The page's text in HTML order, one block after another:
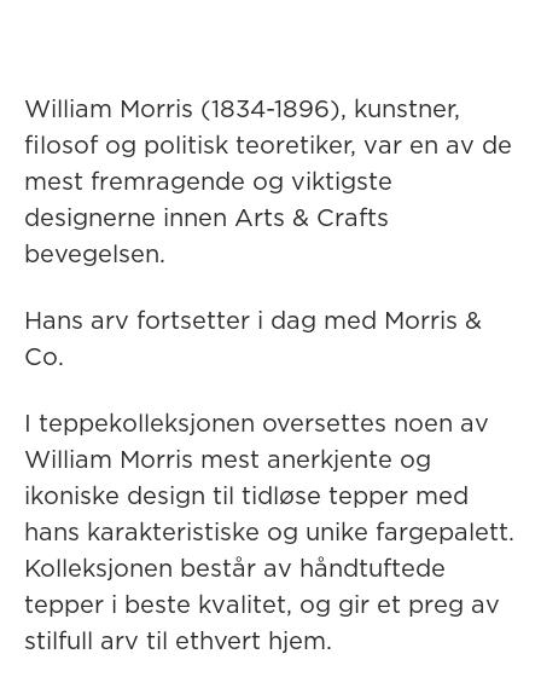
William Morris (1834-1896), kunstner,
filosof og politisk teoretiker, var en av de
mest fremragende og viktigste
designerne innen Arts & Crafts
bevegelsen.
Hans arv fortsetter i dag med Morris &
Co.
I teppekolleksjonen oversettes noen av
William Morris mest anerkjente og
ikoniske design til tidløse tepper med
hans karakteristiske og unike fargepalett.
Kolleksjonen består av håndtuftede
tepper i beste kvalitet, og gir et preg av
stilfull arv til ethvert hjem.